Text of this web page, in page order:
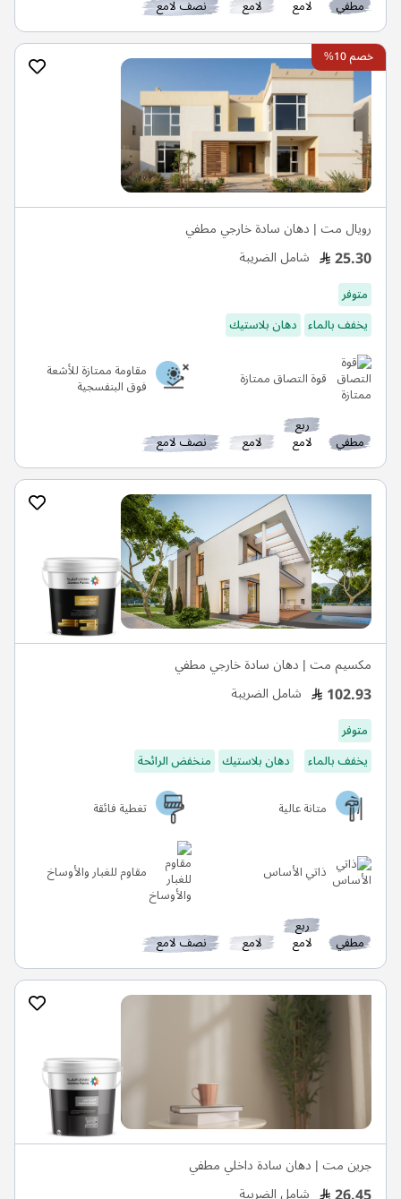
مطفي لامع لامع نصف لامع
خصم 10%
رويال مت | دهان سادة خارجي مطفي
25.30 شامل الضريبة
متوفر
يخفف بالماء دهان بلاستيك
قوة التصاق ممتازة مقاومة ممتازة للأشعة
فوق البنفسجية
مطفي
ربع
لامع لامع نصف لامع
مكسيم مت | دهان سادة خارجي مطفي
102.93 شامل الضريبة
متوفر
يخفف بالماء
دهان بلاستيك منخفض الرائحة
متانة عالية
تغطية فائقة
ذاتي الأساس مقاوم للغبار والأوساخ
مطفي
ربع
لامع لامع نصف لامع
جرين مت | دهان سادة داخلي مطفي